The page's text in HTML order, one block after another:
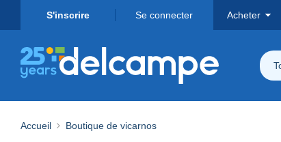
S'inscrire Se connecter Acheter
Accueil Boutique de vicarnos